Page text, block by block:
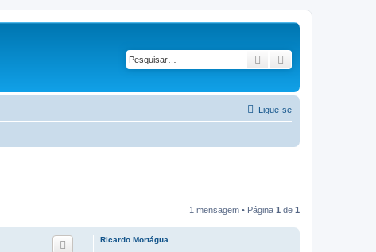
Pesquisar
Ligue-se
1 mensagem • Página 1 de 1
Ricardo Mortágua